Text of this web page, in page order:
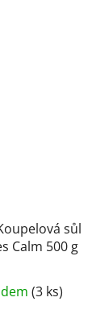
sůl
Calm 500 g
(3 ks)